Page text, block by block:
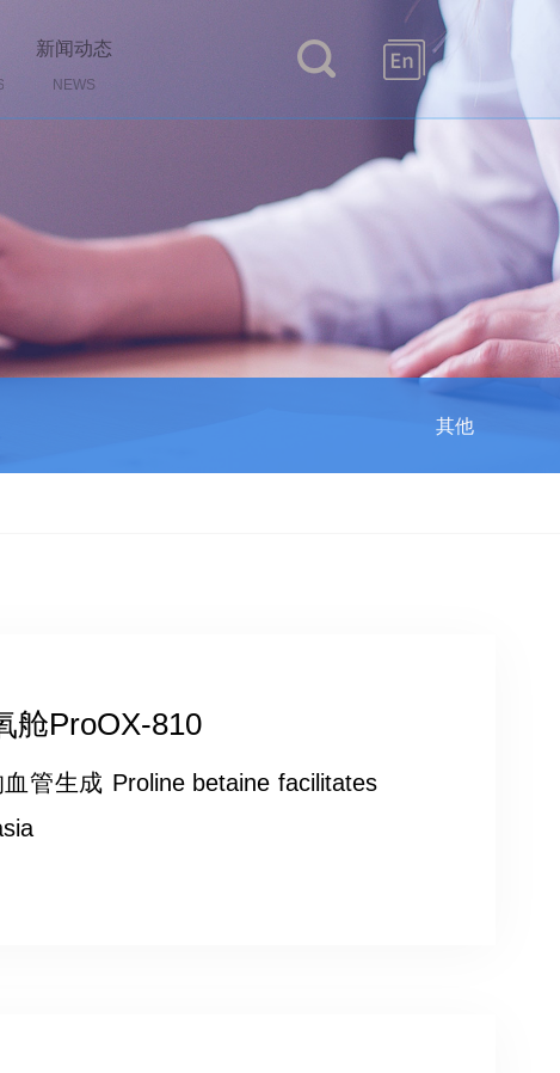
新闻动态
NEWS
其他
舱ProOX-810
管生成 Proline betaine facilitates